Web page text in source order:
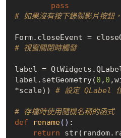
pass
# 如果沒有按下錄製影片按鈕
# 視窗關閉時觸發
label =
label.setGeometry(0 , 0
*scale)) # 設定 QLabel
# 存檔時使用隨機名稱的函式
def
rename() :
return